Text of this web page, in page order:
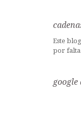
Este
por falta
google